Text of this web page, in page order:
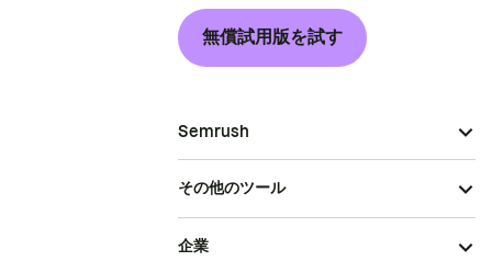
無償試用版を試す
Semrush
その他のツール
企業